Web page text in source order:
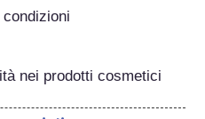
nei prodotti cosmetici